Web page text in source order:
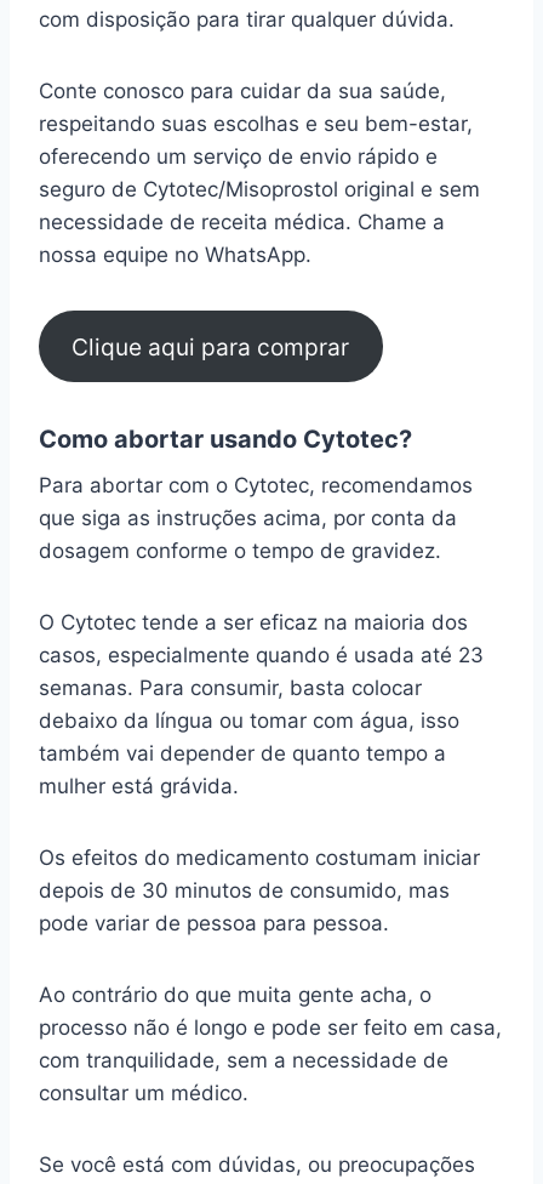
com disposição para tirar qualquer dúvida.
Conte conosco para cuidar da sua saúde,
respeitando suas escolhas e seu bem-estar,
oferecendo um serviço de envio rápido e
seguro de Cytotec/Misoprostol original e sem
necessidade de receita médica. Chame a
nossa equipe no WhatsApp.
Clique aqui para comprar
Como abortar usando Cytotec?
Para abortar com o Cytotec, recomendamos
que siga as instruções acima, por conta da
dosagem conforme o tempo de gravidez.
O Cytotec tende a ser eficaz na maioria dos
casos, especialmente quando é usada até 23
semanas. Para consumir, basta colocar
debaixo da língua ou tomar com água, isso
também vai depender de quanto tempo a
mulher está grávida.
Os efeitos do medicamento costumam iniciar
depois de 30 minutos de consumido, mas
pode variar de pessoa para pessoa.
Ao contrário do que muita gente acha, o
processo não é longo e pode ser feito em casa,
com tranquilidade, sem a necessidade de
consultar um médico.
Se você está com dúvidas, ou preocupações